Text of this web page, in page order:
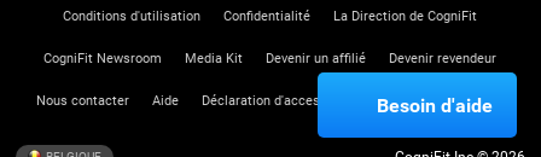
Conditions d'utilisation Confidentialité La Direction de CogniFit
CogniFit Newsroom Media Kit Devenir un affilié Devenir revendeur
Nous contacter Aide Déclaration d'accessibilité Centre de Confiance
Besoin d'aide